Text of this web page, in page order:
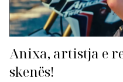
Anixa, artistja e
skenës!